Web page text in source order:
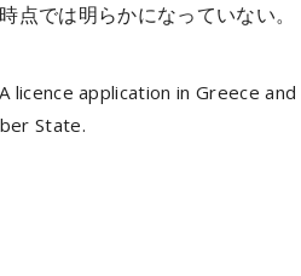
点では明らかになっていない。
licence application in Greece and
State.